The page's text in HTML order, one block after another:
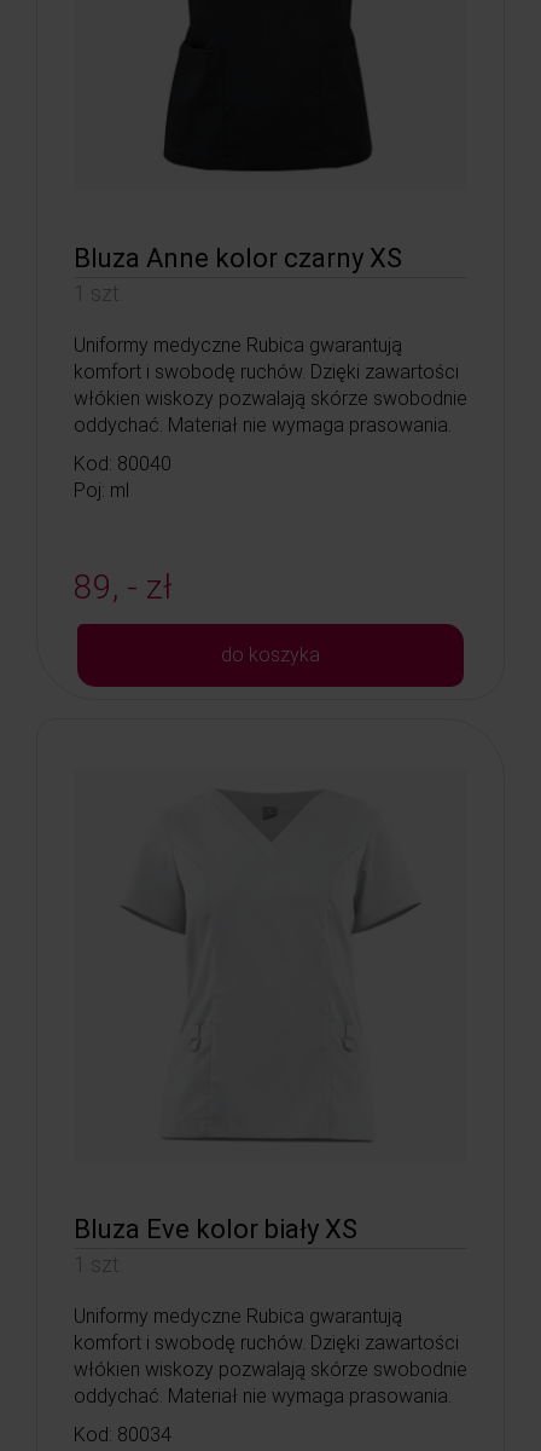
Bluza Anne kolor czarny XS
1 szt.
Uniformy medyczne Rubica gwarantują
komfort i swobodę ruchów. Dzięki zawartości
włókien wiskozy pozwalają skórze swobodnie
oddychać. Materiał nie wymaga prasowania.
Kod: 80040
Poj: ml
89, - zł
do koszyka
Bluza Eve kolor biały XS
1 szt.
Uniformy medyczne Rubica gwarantują
komfort i swobodę ruchów. Dzięki zawartości
włókien wiskozy pozwalają skórze swobodnie
oddychać. Materiał nie wymaga prasowania.
Kod: 80034